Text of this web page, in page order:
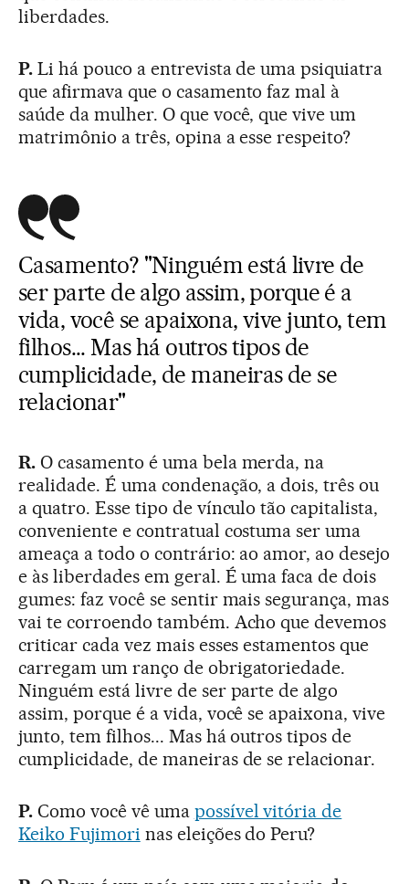
liberdades.
P. Li há pouco a entrevista de uma psiquiatra
que afirmava que o casamento faz mal à
saúde da mulher. O que você, que vive um
matrimônio a três, opina a esse respeito?
Casamento? "Ninguém está livre de
ser parte de algo assim, porque é a
vida, você se apaixona, vive junto, tem
filhos... Mas há outros tipos de
cumplicidade, de maneiras de se
relacionar"
R. O casamento é uma bela merda, na
realidade. É uma condenação, a dois, três ou
a quatro. Esse tipo de vínculo tão capitalista,
conveniente e contratual costuma ser uma
ameaça a todo o contrário: ao amor, ao desejo
e às liberdades em geral. É uma faca de dois
gumes: faz você se sentir mais segurança, mas
vai te corroendo também. Acho que devemos
criticar cada vez mais esses estamentos que
carregam um ranço de obrigatoriedade.
Ninguém está livre de ser parte de algo
assim, porque é a vida, você se apaixona, vive
junto, tem filhos... Mas há outros tipos de
cumplicidade, de maneiras de se relacionar.
P.Como você vê uma possível vitória de
Keiko Fujimori nas eleições do Peru?